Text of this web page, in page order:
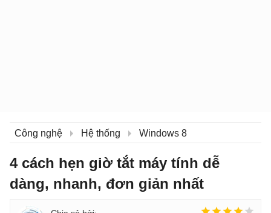
Công nghệ Hệ thống Windows 8
4 cách hẹn giờ tắt máy tính dễ
dàng, nhanh, đơn giản nhất